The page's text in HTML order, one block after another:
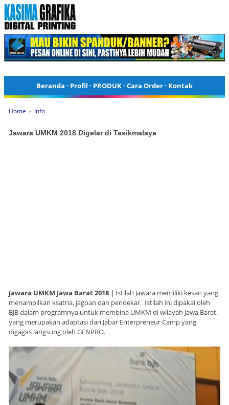
Beranda · Profil · PRODUK· Cara Order· Kontak
Home › Info
Jawara UMKM 2018 Digelar di Tasikmalaya
Jawara UMKM Jawa Barat 2018 | Istilah Jawara memiliki kesan yang
menampilkan ksatria, jagoan dan pendekar. Istilah ini dipakai oleh
BJB dalam programnya untuk membina UMKM di wilayah Jawa Barat.
yang merupakan adaptasi dari Jabar Enterpreneur Camp yang
digagas langsung oleh GENPRO.